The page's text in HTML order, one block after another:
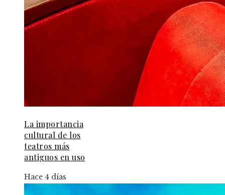
La importancia
cultural de los
teatros más
antiguos en uso
Hace 4 días